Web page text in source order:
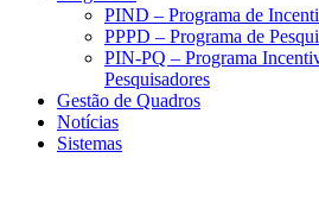
PIND – Programa de
PPPD – Programa de
PIN-PQ – Programa
Pesquisadores
Gestão de Quadros
Notícias
Sistemas